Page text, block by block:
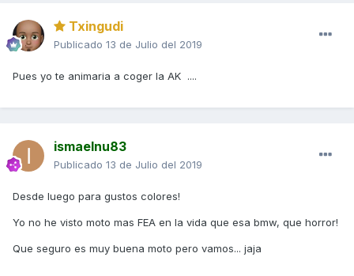
Txingudi
Publicado 13 de Julio del 2019
Pues yo te animaria a coger la AK ....
ismaelnu83
Publicado 13 de Julio del 2019
Desde luego para gustos colores!
Yo no he visto moto mas FEA en la vida que esa bmw, que horror!
Que seguro es muy buena moto pero vamos... jaja